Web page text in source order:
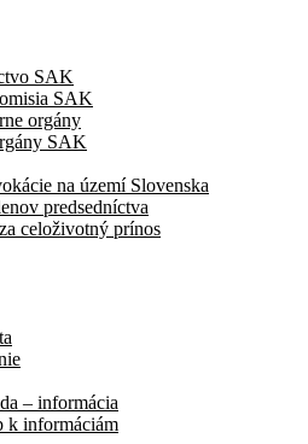
SAK
SAK
orgány
SAK
na území Slovenska
predsedníctva
celoživotný prínos
– informácia
k informáciám